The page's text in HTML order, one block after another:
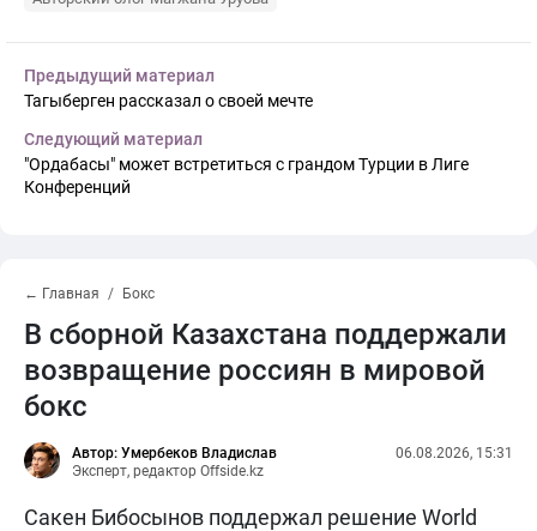
Предыдущий материал
Тагыберген рассказал о своей мечте
Следующий материал
"Ордабасы" может встретиться с грандом Турции в Лиге
Конференций
← Главная Бокс
В сборной Казахстана поддержали
возвращение россиян в мировой
бокс
Автор: Умербеков Владислав
Эксперт, редактор Offside.kz
06.08.2026, 15:31
Сакен Бибосынов поддержал решение World